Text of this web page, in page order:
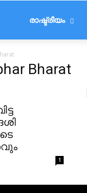
രാഷ്ട്രീയം
Bharat
1